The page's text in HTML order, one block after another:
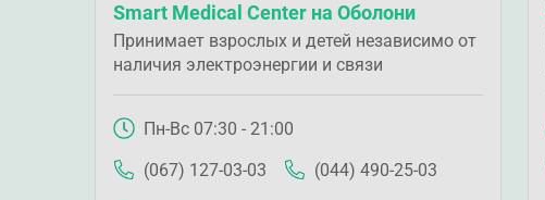
Smart Medical Center на Оболони
Принимает взрослых и детей независимо от
наличия электроэнергии и связи
Пн-Вс 07:30 - 21:00
(067) 127-03-03
(044) 490-25-03